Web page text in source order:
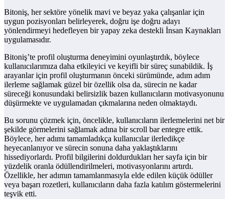
Bitoniş, her sektöre yönelik mavi ve beyaz yaka çalışanlar için
uygun pozisyonları belirleyerek, doğru işe doğru adayı
yönlendirmeyi hedefleyen bir yapay zeka destekli İnsan Kaynakları
uygulamasıdır.
Bitoniş’te profil oluşturma deneyimini oyunlaştırdık, böylece
kullanıcılarımıza daha etkileyici ve keyifli bir süreç sunabildik. İş
arayanlar için profil oluşturmanın önceki sürümünde, adım adım
ilerleme sağlamak güzel bir özellik olsa da, sürecin ne kadar
süreceği konusundaki belirsizlik bazen kullanıcıların motivasyonunu
düşürmekte ve uygulamadan çıkmalarına neden olmaktaydı.
Bu sorunu çözmek için, öncelikle, kullanıcıların ilerlemelerini net bir
şekilde görmelerini sağlamak adına bir scroll bar entegre ettik.
Böylece, her adımı tamamladıkça kullanıcılar ilerledikçe
heyecanlanıyor ve sürecin sonuna daha yaklaştıklarını
hissediyorlardı. Profil bilgilerini doldurdukları her sayfa için bir
yüzdelik oranla ödüllendirilmeleri, motivasyonlarını artırdı.
Özellikle, her adımın tamamlanmasıyla elde edilen küçük ödüller
veya başarı rozetleri, kullanıcıların daha fazla katılım göstermelerini
teşvik etti.